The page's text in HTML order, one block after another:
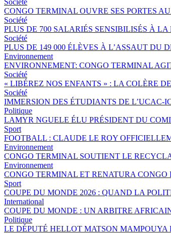
Société
CONGO TERMINAL OUVRE SES PORTES
Société
PLUS DE 700 SALARIÉS SENSIBILISÉS À
Société
PLUS DE 149 000 ÉLÈVES À L’ASSAUT DU
Environnement
ENVIRONNEMENT: CONGO TERMINAL
Société
« LIBÉREZ NOS ENFANTS » : LA COLÈRE
Société
IMMERSION DES ÉTUDIANTS DE L’UCAC-
Politique
LAMYR NGUELE ÉLU PRÉSIDENT DU
Sport
FOOTBALL : CLAUDE LE ROY
Environnement
CONGO TERMINAL SOUTIENT LE
Environnement
CONGO TERMINAL ET RENATURA
Sport
COUPE DU MONDE 2026 : QUAND LA
International
COUPE DU MONDE : UN ARBITRE
Politique
LE DÉPUTÉ HELLOT MATSON MAMPOUYA